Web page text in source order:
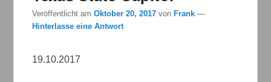
Veröffentlicht amOktober 20, 2017 vonFrank —
Hinterlasse eine Antwort
19.10.2017